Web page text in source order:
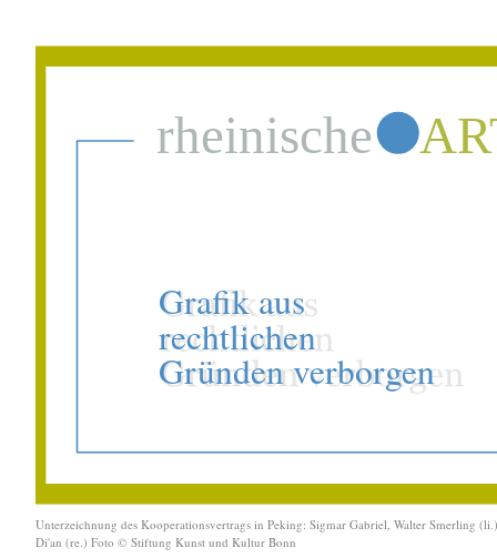
Unterzeichnung des Kooperationsvertrags in Peking: Sigmar Gabriel, Walter Smerling
Di'an (re.) Foto © Stiftung Kunst und Kultur Bonn